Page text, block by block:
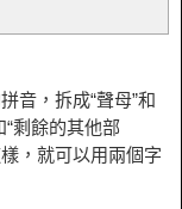
音，拆成“聲母”和
“剩餘的其他部
，就可以用兩個字